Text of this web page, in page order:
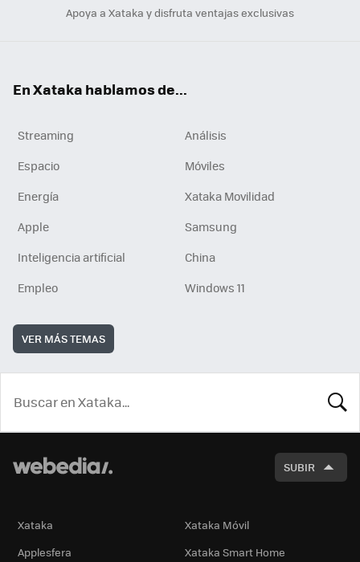
Apoya a Xataka y disfruta ventajas exclusivas
En Xataka hablamos de...
Streaming
Análisis
Espacio
Móviles
Energía
Xataka Movilidad
Apple
Samsung
Inteligencia artificial
China
Empleo
Windows 11
VER MÁS TEMAS
SUBIR
Xataka
Xataka Móvil
Applesfera
Xataka Smart Home